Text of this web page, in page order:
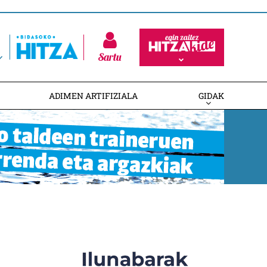
Sartu
ADIMEN ARTIFIZIALA GIDAK